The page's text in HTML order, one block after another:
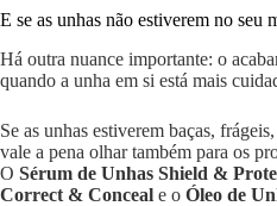
E se as unhas não estiverem no seu
Há outra nuance importante: o
quando a unha em si está mais
Se as unhas estiverem baças,
vale a pena olhar também para os
O Sérum de Unhas Shield &
Correct & Conceal e o Óleo de